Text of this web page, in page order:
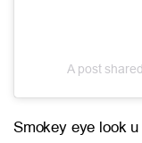
A post
Smokey eye look